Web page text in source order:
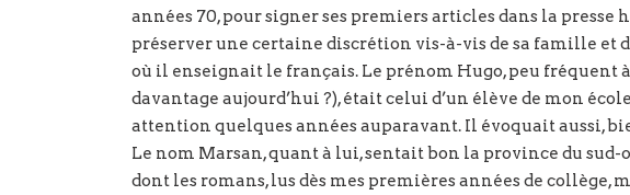
années 70, pour signer ses premiers articles dans la presse
préserver une certaine discrétion vis-à-vis de sa famille et
où il enseignait le français. Le prénom Hugo, peu fréquent
davantage aujourd’hui ?), était celui d’un élève de mon
attention quelques années auparavant. Il évoquait aussi,
Le nom Marsan, quant à lui, sentait bon la province du
dont les romans, lus dès mes premières années de collège,